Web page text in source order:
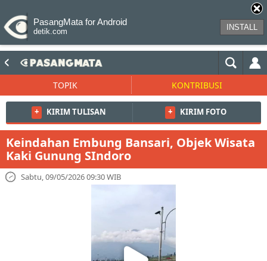
PasangMata for Android
detik.com INSTALL
TOPIK KONTRIBUSI
+ KIRIM TULISAN + KIRIM FOTO
Keindahan Embung Bansari, Objek Wisata
Kaki Gunung SIndoro
Sabtu, 09/05/2026 09:30 WIB